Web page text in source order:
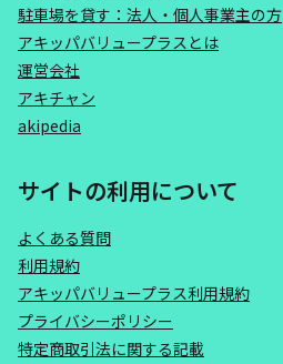
駐車場を貸す：法人・個人事業主の方
アキッパバリュープラスとは
運営会社
アキチャン
akipedia
サイトの利用について
よくある質問
利用規約
アキッパバリュープラス利用規約
プライバシーポリシー
特定商取引法に関する記載